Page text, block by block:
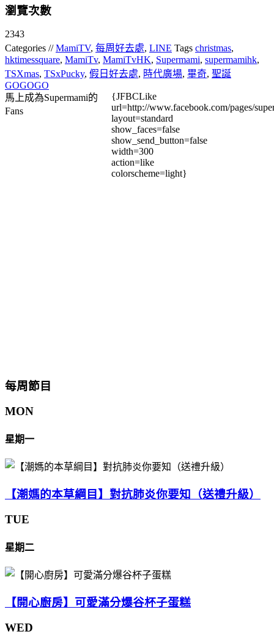
瀏覽次數
2343
Categories //MamiTV, 每周好去處, LINE Tags christmas,
hktimessquare, MamiTv, MamiTvHK, Supermami, supermamihk,
TSXmas, TSxPucky, 假日好去處, 時代廣場, 畢奇, 聖誕
GOGOGO
馬上成為Supermami的
Fans
{JFBCLike
url=http://www.facebook.com/pages/
layout=standard
show_faces=false
show_send_button=false
width=300
action=like
colorscheme=light}
每周節目
MON
星期一
【潮媽的本草綱目】對抗肺炎你要知（送禮升級）
TUE
星期二
【開心廚房】可愛滿分爆谷杯子蛋糕
WED